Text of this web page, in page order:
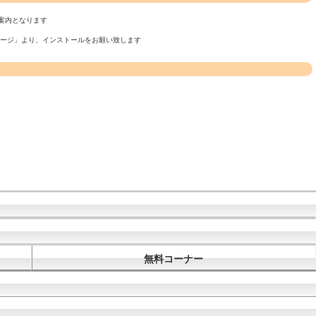
内となります
ジ」より、インストールをお願い致します
無料コーナー